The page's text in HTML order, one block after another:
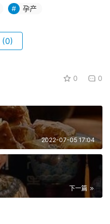
孕产
(0)
0 0
2022-07-05 17:04
下一篇